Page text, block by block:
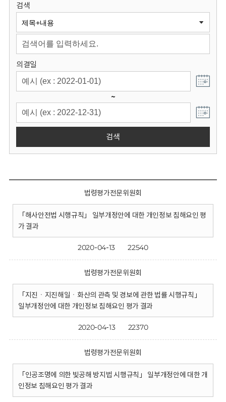
원
회
검색
의결일
~
검색
법령평가전문위원회
「해사안전법 시행규칙」 일부개정안에 대한 개인정보 침해요인 평
가 결과
2020-04-13 22540
법령평가전문위원회
「지진ㆍ지진해일ㆍ화산의 관측 및 경보에 관한 법률 시행규칙」
일부개정안에 대한 개인정보 침해요인 평가 결과
2020-04-13 22370
법령평가전문위원회
「인공조명에 의한 빛공해 방지법 시행규칙」 일부개정안에 대한 개
인정보 침해요인 평가 결과